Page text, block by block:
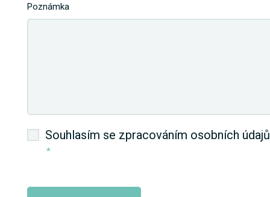
Poznámka
Souhlasím se zpracováním osobních údajů
*